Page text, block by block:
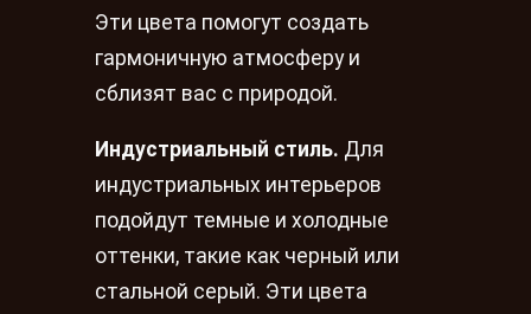
Эти цвета помогут создать
гармоничную атмосферу и
сблизят вас с природой.
Индустриальный стиль. Для
индустриальных интерьеров
подойдут темные и холодные
оттенки, такие как черный или
стальной серый. Эти цвета